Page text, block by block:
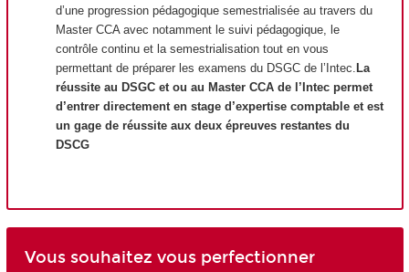
d’une progression pédagogique semestrialisée au travers du
Master CCA avec notamment le suivi pédagogique, le
contrôle continu et la semestrialisation tout en vous
permettant de préparer les examens du DSGC de l’Intec. La
réussite au DSGC et ou au Master CCA de l’Intec permet
d’entrer directement en stage d’expertise comptable et est
un gage de réussite aux deux épreuves restantes du
DSCG
Vous souhaitez vous perfectionner